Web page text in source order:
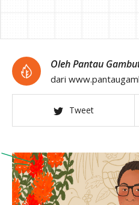
Oleh Pantau
dari
Tweet